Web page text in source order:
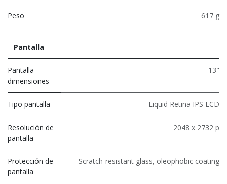
Peso 617 g
Pantalla
Pantalla
dimensiones
13"
Tipo pantalla Liquid Retina IPS LCD
Resolución de
pantalla
2048 x 2732 p
Protección de
pantalla
Scratch-resistant glass, oleophobic coating